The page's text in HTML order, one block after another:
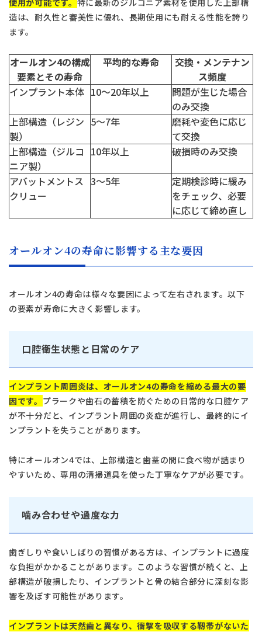
造は、耐久性と審美性に優れ、長期使用にも耐える性能を誇り
ます。
オールオン4の構成
要素とその寿命
平均的な寿命
交換・メンテナン
ス頻度
インプラント本体 10〜20年以上
問題が生じた場合
のみ交換
上部構造（レジン
製）
5〜7年
磨耗や変色に応じ
て交換
上部構造（ジルコ
ニア製）
10年以上 破損時のみ交換
アバットメントス
クリュー
3〜5年
定期検診時に緩み
をチェック、必要
に応じて締め直し
オールオン4の寿命に影響する主な要因
オールオン4の寿命は様々な要因によって左右されます。以下
の要素が寿命に大きく影響します。
口腔衛生状態と日常のケア
インプラント周囲炎は、オールオン4の寿命を縮める最大の要
因です。 プラークや歯石の蓄積を防ぐための日常的な口腔ケア
が不十分だと、インプラント周囲の炎症が進行し、最終的にイ
ンプラントを失うことがあります。
特にオールオン4では、上部構造と歯茎の間に食べ物が詰まり
やすいため、専用の清掃道具を使った丁寧なケアが必要です。
噛み合わせや過度な力
歯ぎしりや食いしばりの習慣がある方は、インプラントに過度
な負担がかかることがあります。このような習慣が続くと、上
部構造が破損したり、インプラントと骨の結合部分に深刻な影
響を及ぼす可能性があります。
インプラントは天然歯と異なり、衝撃を吸収する靭帯がないた